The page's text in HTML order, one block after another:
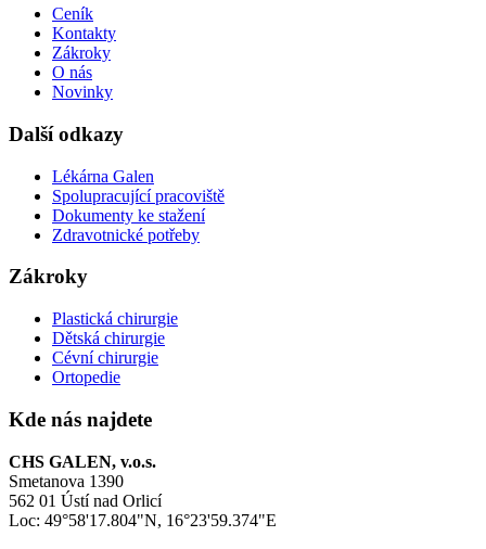
Ceník
Kontakty
Zákroky
O nás
Novinky
Další odkazy
Lékárna Galen
Spolupracující pracoviště
Dokumenty ke stažení
Zdravotnické potřeby
Zákroky
Plastická chirurgie
Dětská chirurgie
Cévní chirurgie
Ortopedie
Kde nás najdete
CHS GALEN, v.o.s.
Smetanova 1390
562 01 Ústí nad Orlicí
Loc: 49°58'17.804"N, 16°23'59.374"E